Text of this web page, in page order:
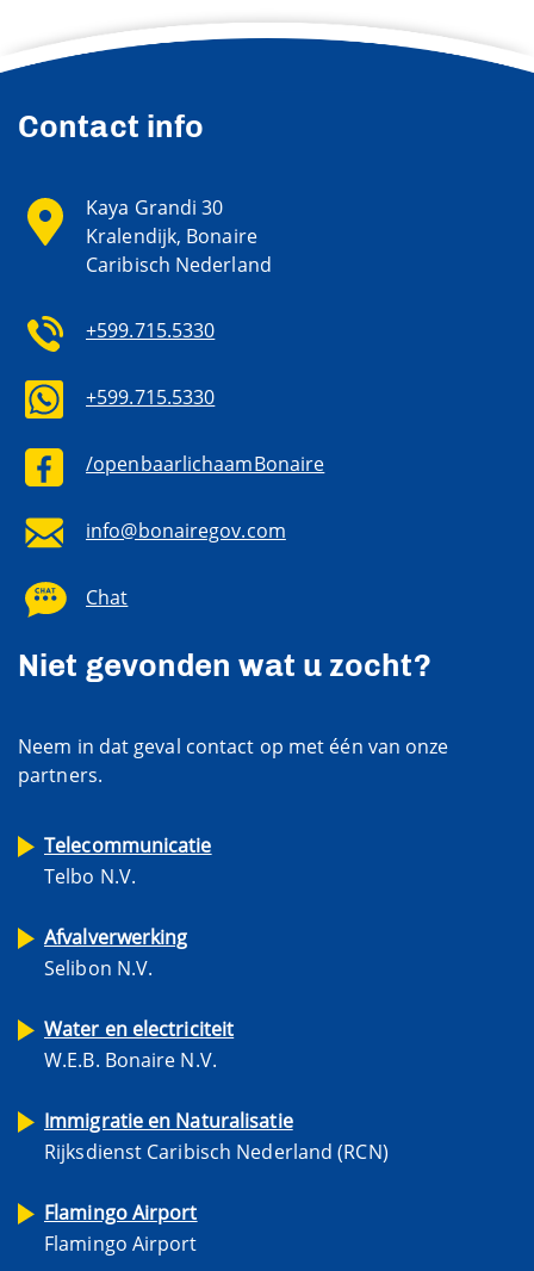
Contact info
Kaya Grandi 30
Kralendijk, Bonaire
Caribisch Nederland
+599.715.5330
+599.715.5330
/openbaarlichaamBonaire
info@bonairegov.com
Chat
Niet gevonden wat u zocht?
Neem in dat geval contact op met één van onze
partners.
Telecommunicatie
Telbo N.V.
Afvalverwerking
Selibon N.V.
Water en electriciteit
W.E.B. Bonaire N.V.
Immigratie en Naturalisatie
Rijksdienst Caribisch Nederland (RCN)
Flamingo Airport
Flamingo Airport